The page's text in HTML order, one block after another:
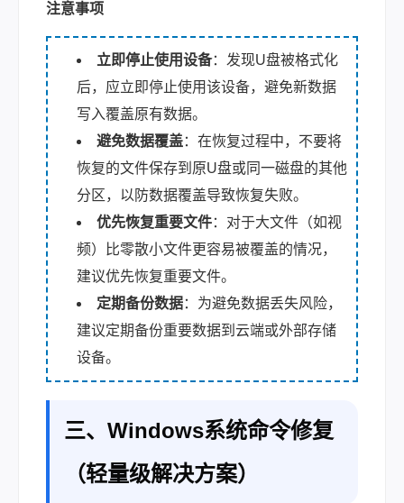
注意事项
立即停止使用设备：发现U盘被格式化
后，应立即停止使用该设备，避免新数据
写入覆盖原有数据。
避免数据覆盖：在恢复过程中，不要将
恢复的文件保存到原U盘或同一磁盘的其他
分区，以防数据覆盖导致恢复失败。
优先恢复重要文件：对于大文件（如视
频）比零散小文件更容易被覆盖的情况，
建议优先恢复重要文件。
定期备份数据：为避免数据丢失风险，
建议定期备份重要数据到云端或外部存储
设备。
三、Windows系统命令修复
（轻量级解决方案）